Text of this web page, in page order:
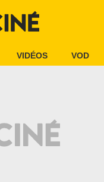
VIDÉOS VOD